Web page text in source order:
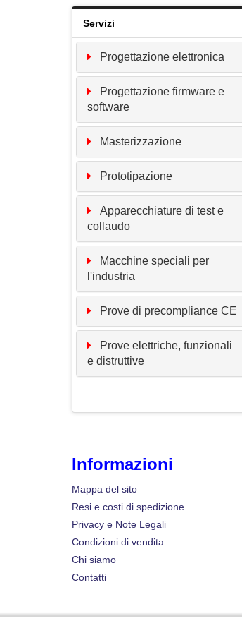
Servizi
Progettazione elettronica
Progettazione firmware e
software
Masterizzazione
Prototipazione
Apparecchiature di test e
collaudo
Macchine speciali per
l'industria
Prove di precompliance CE
Prove elettriche, funzionali
e distruttive
Informazioni
Mappa del sito
Resi e costi di spedizione
Privacy e Note Legali
Condizioni di vendita
Chi siamo
Contatti